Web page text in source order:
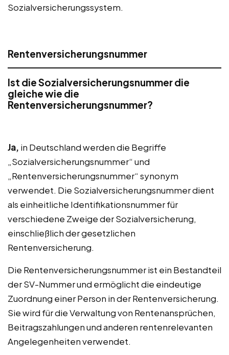
Sozialversicherungssystem.
Rentenversicherungsnummer
Ist die Sozialversicherungsnummer die
gleiche wie die
Rentenversicherungsnummer?
Ja, in Deutschland werden die Begriffe
„Sozialversicherungsnummer“ und
„Rentenversicherungsnummer“ synonym
verwendet. Die Sozialversicherungsnummer dient
als einheitliche Identifikationsnummer für
verschiedene Zweige der Sozialversicherung,
einschließlich der gesetzlichen
Rentenversicherung.
Die Rentenversicherungsnummer ist ein Bestandteil
der SV-Nummer und ermöglicht die eindeutige
Zuordnung einer Person in der Rentenversicherung.
Sie wird für die Verwaltung von Rentenansprüchen,
Beitragszahlungen und anderen rentenrelevanten
Angelegenheiten verwendet.